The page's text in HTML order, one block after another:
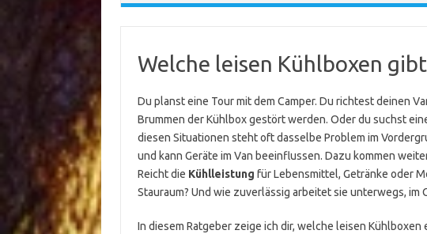
Welche leisen Kühlboxen
Du planst eine Tour mit dem Camper. Du richtest deinen
Brummen der Kühlbox gestört werden. Oder du suchst
diesen Situationen steht oft dasselbe Problem im
und kann Geräte im Van beeinflussen. Dazu kommen
Reicht die Kühlleistung für Lebensmittel, Getränke oder
Stauraum? Und wie zuverlässig arbeitet sie unterwegs, im
In diesem Ratgeber zeige ich dir, welche leisen